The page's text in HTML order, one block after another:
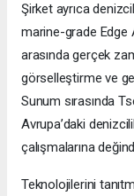
Şirket ayrıca
marine-grade Edge
arasında gerçek
görselleştirme ve
Sunum sırasında
Avrupa’daki
çalışmalarına
Teknolojilerini